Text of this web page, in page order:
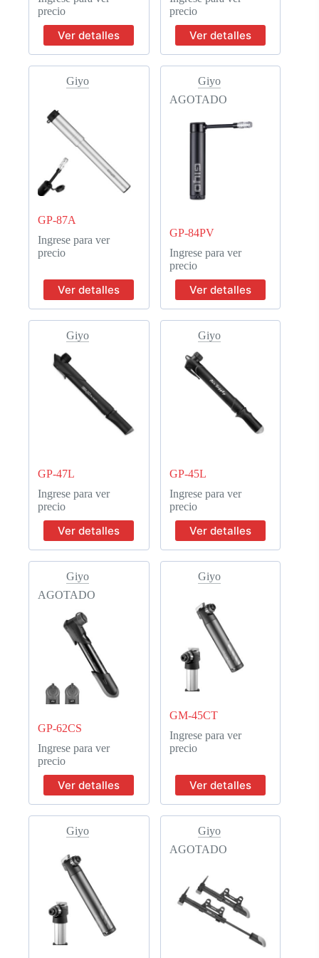
precio
Ver detalles
precio
Ver detalles
Giyo
GP-87A
Ingrese para ver
precio
Ver detalles
Giyo
AGOTADO
GP-84PV
Ingrese para ver
precio
Ver detalles
Giyo
GP-47L
Ingrese para ver
precio
Ver detalles
Giyo
GP-45L
Ingrese para ver
precio
Ver detalles
Giyo
AGOTADO
GP-62CS
Ingrese para ver
precio
Ver detalles
Giyo
GM-45CT
Ingrese para ver
precio
Ver detalles
Giyo
Giyo
AGOTADO